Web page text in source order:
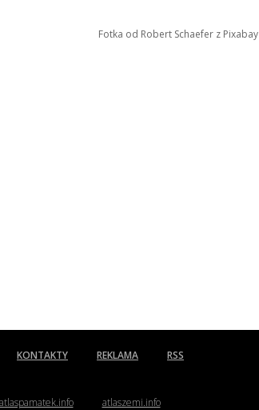
Fotka od Robert Schaefer z Pixabay
KONTAKTY REKLAMA RSS
atlaspamatek.info atlaszemi.info